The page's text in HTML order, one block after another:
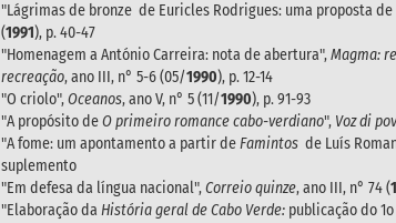
"Lágrimas de bronze de Euricles Rodrigues: uma proposta
(1991), p. 40-47
"Homenagem a António Carreira: nota de abertura",Magma:
recreação, ano III, n° 5-6 (05/1990), p. 12-14
"O criolo",Oceanos, ano V, n° 5 (11/1990), p. 91-93
"A propósito deO primeiro romance cabo-verdiano", Voz di
"A fome: um apontamento a partir deFamintos de Luís
suplemento
"Em defesa da língua nacional",Correio quinze, ano III, n° 74 (
"Elaboração da História geral de Cabo Verde: publicação do